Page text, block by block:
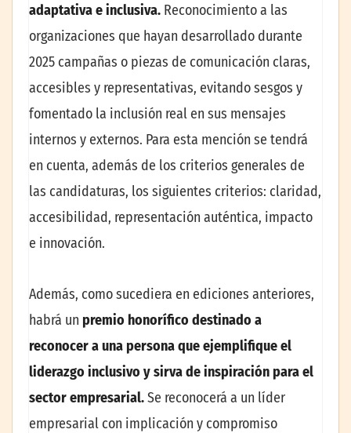
adaptativa e inclusiva. Reconocimiento a las
organizaciones que hayan desarrollado durante
2025 campañas o piezas de comunicación claras,
accesibles y representativas, evitando sesgos y
fomentado la inclusión real en sus mensajes
internos y externos. Para esta mención se tendrá
en cuenta, además de los criterios generales de
las candidaturas, los siguientes criterios: claridad,
accesibilidad, representación auténtica, impacto
e innovación.
Además, como sucediera en ediciones anteriores,
habrá un premio honorífico destinado a
reconocer a una persona que ejemplifique el
liderazgo inclusivo y sirva de inspiración para el
sector empresarial.Se reconocerá a un líder
empresarial con implicación y compromiso